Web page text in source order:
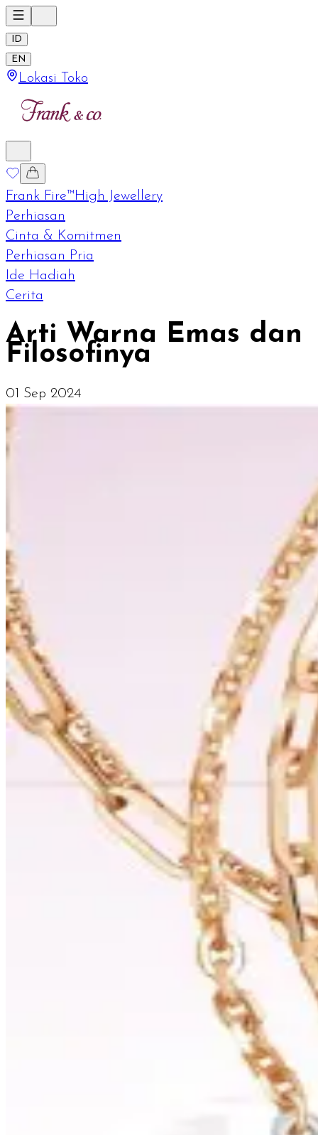
ID
EN
Lokasi Toko
Frank Fire™High Jewellery
Perhiasan
Cinta & Komitmen
Perhiasan Pria
Ide Hadiah
Cerita
Arti Warna Emas dan
Filosofinya
01 Sep 2024